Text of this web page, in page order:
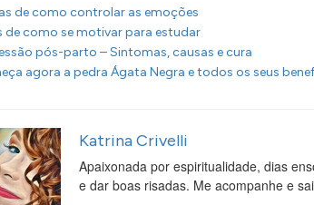
de como controlar as emoções
de como se motivar para estudar
pós-parto – Sintomas, causas e cura
agora a pedra Ágata Negra e todos os seus
Katrina Crivelli
Apaixonada por espiritualidade, dias
e dar boas risadas. Me acompanhe e